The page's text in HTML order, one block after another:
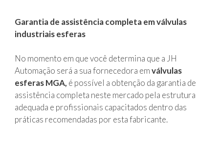
Garantia de assistência completa em válvulas
industriais esferas
No momento em que você determina que a JH
Automação será a sua fornecedora emválvulas
esferas MGA, é possível a obtenção da garantia de
assistência completa neste mercado pela estrutura
adequada e profissionais capacitados dentro das
práticas recomendadas por esta fabricante.